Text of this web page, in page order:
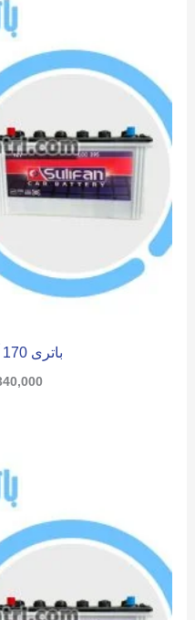
باتری 170 آمپر سولیفان